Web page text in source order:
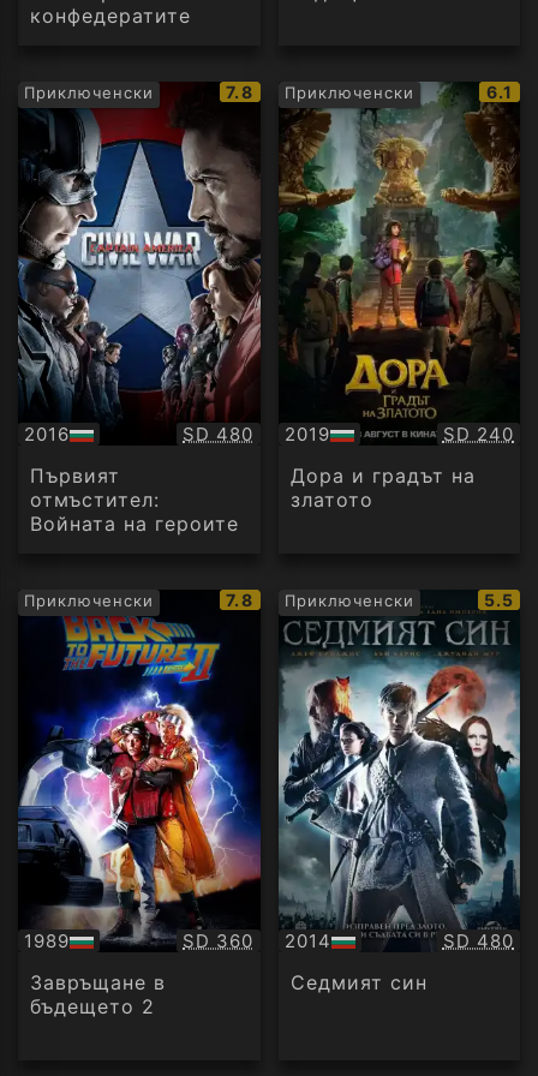
конфедератите
Приключенски
IMDb
рейтинг:
7.8
2016
БГ
аудио
Качество:
SD 480
Първият
отмъстител:
Войната на героите
Приключенски
IMDb
6.1
2019
БГ
аудио
SD 240
Дора и градът на
златото
Приключенски
IMDb
рейтинг:
7.8
1989
БГ
аудио
Качество:
SD 360
Завръщане в
бъдещето 2
Приключенски
IMDb
5.5
2014
БГ
аудио
SD 480
Седмият син